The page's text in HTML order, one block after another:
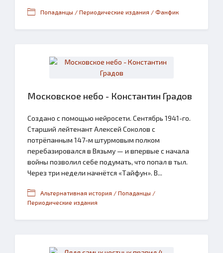
Попаданцы / Периодические издания / Фанфик
Московское небо - Константин Градов
Создано с помощью нейросети. Сентябрь 1941-го.
Старший лейтенант Алексей Соколов с
потрёпанным 147-м штурмовым полком
перебазировался в Вязьму — и впервые с начала
войны позволил себе подумать, что попал в тыл.
Через три недели начнётся «Тайфун». В...
Альтернативная история / Попаданцы /
Периодические издания